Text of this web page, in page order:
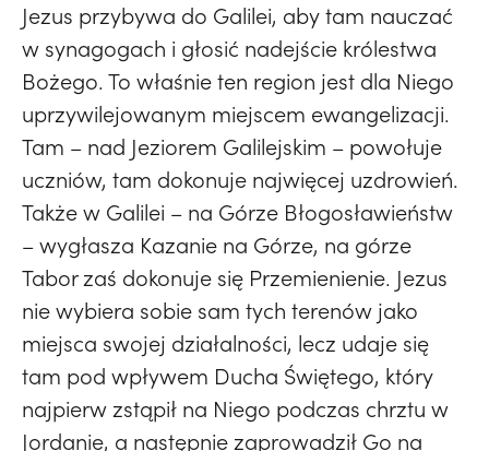
Jezus przybywa do Galilei, aby tam nauczać
w synagogach i głosić nadejście królestwa
Bożego. To właśnie ten region jest dla Niego
uprzywilejowanym miejscem ewangelizacji.
Tam – nad Jeziorem Galilejskim – powołuje
uczniów, tam dokonuje najwięcej uzdrowień.
Także w Galilei – na Górze Błogosławieństw
– wygłasza Kazanie na Górze, na górze
Tabor zaś dokonuje się Przemienienie. Jezus
nie wybiera sobie sam tych terenów jako
miejsca swojej działalności, lecz udaje się
tam pod wpływem Ducha Świętego, który
najpierw zstąpił na Niego podczas chrztu w
Jordanie, a następnie zaprowadził Go na